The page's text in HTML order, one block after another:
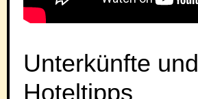
Unterkünfte und
Hoteltipps